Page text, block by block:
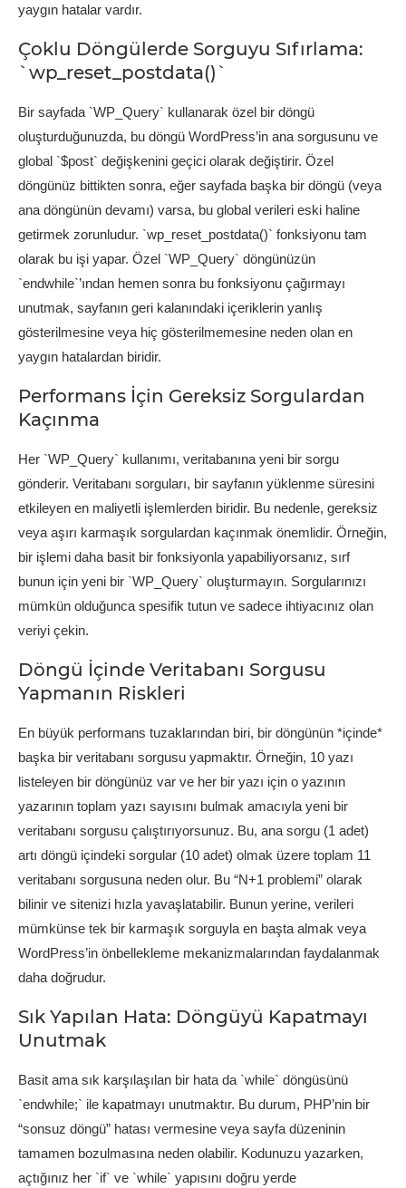
yaygın hatalar vardır.
Çoklu Döngülerde Sorguyu Sıfırlama:
`wp_reset_postdata()`
Bir sayfada `WP_Query` kullanarak özel bir döngü
oluşturduğunuzda, bu döngü WordPress’in ana sorgusunu ve
global `$post` değişkenini geçici olarak değiştirir. Özel
döngünüz bittikten sonra, eğer sayfada başka bir döngü (veya
ana döngünün devamı) varsa, bu global verileri eski haline
getirmek zorunludur. `wp_reset_postdata()` fonksiyonu tam
olarak bu işi yapar. Özel `WP_Query` döngünüzün
`endwhile`’ından hemen sonra bu fonksiyonu çağırmayı
unutmak, sayfanın geri kalanındaki içeriklerin yanlış
gösterilmesine veya hiç gösterilmemesine neden olan en
yaygın hatalardan biridir.
Performans İçin Gereksiz Sorgulardan
Kaçınma
Her `WP_Query` kullanımı, veritabanına yeni bir sorgu
gönderir. Veritabanı sorguları, bir sayfanın yüklenme süresini
etkileyen en maliyetli işlemlerden biridir. Bu nedenle, gereksiz
veya aşırı karmaşık sorgulardan kaçınmak önemlidir. Örneğin,
bir işlemi daha basit bir fonksiyonla yapabiliyorsanız, sırf
bunun için yeni bir `WP_Query` oluşturmayın. Sorgularınızı
mümkün olduğunca spesifik tutun ve sadece ihtiyacınız olan
veriyi çekin.
Döngü İçinde Veritabanı Sorgusu
Yapmanın Riskleri
En büyük performans tuzaklarından biri, bir döngünün *içinde*
başka bir veritabanı sorgusu yapmaktır. Örneğin, 10 yazı
listeleyen bir döngünüz var ve her bir yazı için o yazının
yazarının toplam yazı sayısını bulmak amacıyla yeni bir
veritabanı sorgusu çalıştırıyorsunuz. Bu, ana sorgu (1 adet)
artı döngü içindeki sorgular (10 adet) olmak üzere toplam 11
veritabanı sorgusuna neden olur. Bu “N+1 problemi” olarak
bilinir ve sitenizi hızla yavaşlatabilir. Bunun yerine, verileri
mümkünse tek bir karmaşık sorguyla en başta almak veya
WordPress’in önbellekleme mekanizmalarından faydalanmak
daha doğrudur.
Sık Yapılan Hata: Döngüyü Kapatmayı
Unutmak
Basit ama sık karşılaşılan bir hata da `while` döngüsünü
`endwhile;` ile kapatmayı unutmaktır. Bu durum, PHP’nin bir
“sonsuz döngü” hatası vermesine veya sayfa düzeninin
tamamen bozulmasına neden olabilir. Kodunuzu yazarken,
açtığınız her `if` ve `while` yapısını doğru yerde